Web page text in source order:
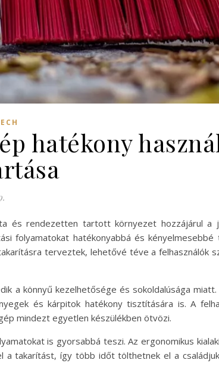
hatékony
és rendezetten tartott környezet hozzájárul a
folyamatokat hatékonyabbá és
terveztek, lehetővé téve a felhasználók
a könnyű kezelhetősége és sokoldalúsága
és kárpitok hatékony tisztítására is. A
mindezt egyetlen készülékben ötvözi.
is gyorsabbá teszi. Az ergonomikus
a takarítást, így több időt tölthetnek el a